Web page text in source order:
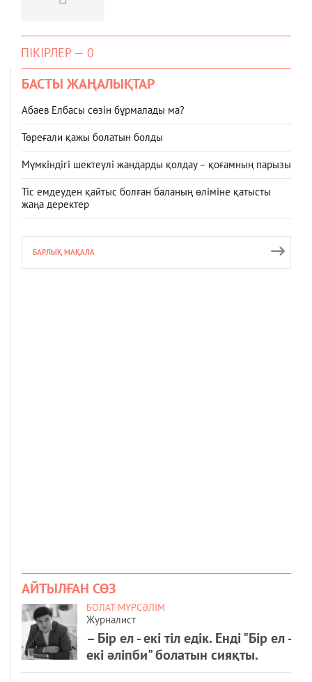
ПІКІРЛЕР — 0
БАСТЫ ЖАҢАЛЫҚТАР
Абаев Елбасы сөзін бұрмалады ма?
Төреғали қажы болатын болды
Мүмкіндігі шектеулі жандарды қолдау – қоғамның парызы
Тіс емдеуден қайтыс болған баланың өліміне қатысты
жаңа деректер
БАРЛЫҚ МАҚАЛА
АЙТЫЛҒАН СӨЗ
БОЛАТ МҮРСӘЛІМ
Журналист
– Бір ел - екі тіл едік. Енді "Бір ел -
екі әліпби" болатын сияқты.